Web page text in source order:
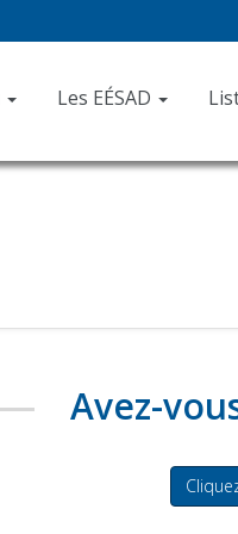
Les EÉSAD
Avez-